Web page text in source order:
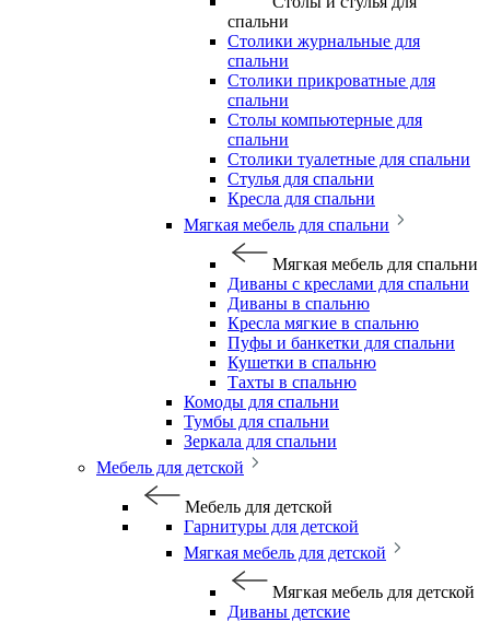
спальни
Столики журнальные для
спальни
Столики прикроватные для
спальни
Столы компьютерные для
спальни
Столики туалетные для спальни
Стулья для спальни
Кресла для спальни
Мягкая мебель для спальни
Мягкая мебель для спальни
Диваны с креслами для спальни
Диваны в спальню
Кресла мягкие в спальню
Пуфы и банкетки для спальни
Кушетки в спальню
Тахты в спальню
Комоды для спальни
Тумбы для спальни
Зеркала для спальни
Мебель для детской
Мебель для детской
Гарнитуры для детской
Мягкая мебель для детской
Мягкая мебель для детской
Диваны детские